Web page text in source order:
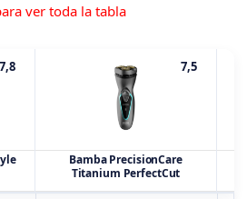
ver toda la tabla
7,8 7,5
Bamba PrecisionCare
Titanium PerfectCut